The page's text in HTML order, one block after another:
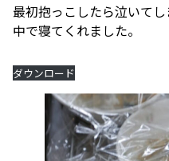
最初抱っこしたら泣いて
中で寝てくれました。
ダウンロード